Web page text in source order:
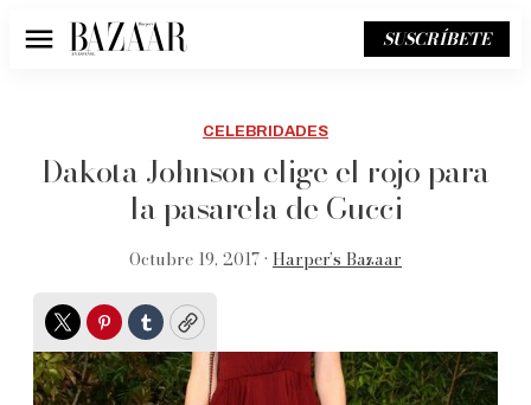
Menú SUSCRÍBETE
CELEBRIDADES
Dakota Johnson elige el rojo para
la pasarela de Gucci
Octubre 19, 2017 • Harper’s Bazaar
TwitterPinterest
TumblrCopy